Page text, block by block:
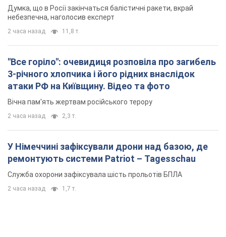
Думка, що в Росії закінчаться балістичні ракети, вкрай
небезпечна, наголосив експерт
2 часа назад 11,8 т.
"Все горіло": очевидиця розповіла про загибель
3-річного хлопчика і його рідних внаслідок
атаки РФ на Київщину. Відео та фото
Вічна пам'ять жертвам російського терору
2 часа назад 2,3 т.
У Німеччині зафіксували дрони над базою, де
ремонтують системи Patriot – Tagesschau
Служба охорони зафіксувала шість прольотів БПЛА
2 часа назад 1,7 т.